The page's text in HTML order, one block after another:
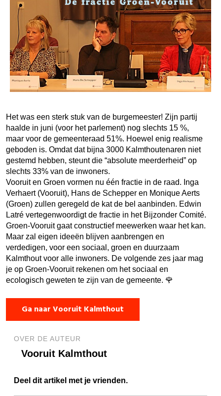
Het was een sterk stuk van de burgemeester! Zijn partij
haalde in juni (voor het parlement) nog slechts 15 %,
maar voor de gemeenteraad 51%. Hoewel enig realisme
geboden is. Omdat dat bijna 3000 Kalmthoutenaren niet
gestemd hebben, steunt die “absolute meerderheid” op
slechts 33% van de inwoners.
Vooruit en Groen vormen nu één fractie in de raad. Inga
Verhaert (Vooruit), Hans de Schepper en Monique Aerts
(Groen) zullen geregeld de kat de bel aanbinden. Edwin
Latré vertegenwoordigt de fractie in het Bijzonder Comité.
Groen-Vooruit gaat constructief meewerken waar het kan.
Maar zal eigen ideeën blijven aanbrengen en
verdedigen, voor een sociaal, groen en duurzaam
Kalmthout voor alle inwoners. De volgende zes jaar mag
je op Groen-Vooruit rekenen om het sociaal en
ecologisch geweten te zijn van de gemeente. 🌹
Ga naar Vooruit Kalmthout
OVER DE AUTEUR
Vooruit Kalmthout
Deel dit artikel met je vrienden.